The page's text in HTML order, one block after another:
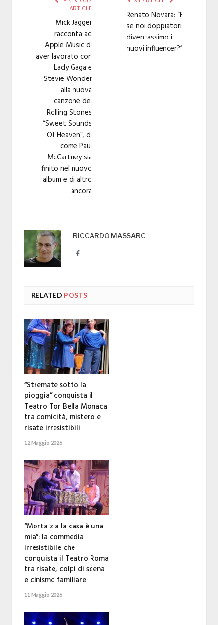
ARTICLE
Mick Jagger
racconta ad
Apple Music di
aver lavorato con
Lady Gaga e
Stevie Wonder
alla nuova
canzone dei
Rolling Stones
“Sweet Sounds
Of Heaven”, di
come Paul
McCartney sia
finito nel nuovo
album e di altro
ancora
Renato Novara: “E
se noi doppiatori
diventassimo i
nuovi influencer?”
RICCARDO MASSARO
Facebook
RELATED POSTS
“Stremate sotto la
pioggia” conquista il
Teatro Tor Bella Monaca
tra comicità, mistero e
risate irresistibili
12 Maggio 2026
“Morta zia la casa è una
mia”: la commedia
irresistibile che
conquista il Teatro Roma
tra risate, colpi di scena
e cinismo familiare
11 Maggio 2026